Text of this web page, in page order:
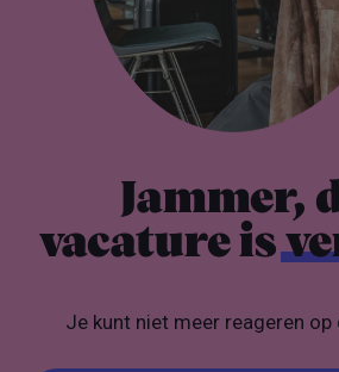
Jammer,
vacature is
Je kunt niet meer reageren op